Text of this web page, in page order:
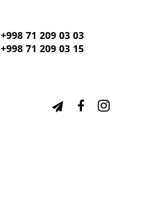
+998 71 209 03 03
+998 71 209 03 15